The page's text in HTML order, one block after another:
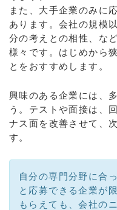
また、大手企業のみに
あります。会社の規模
分の考えとの相性、な
様々です。はじめから
とをおすすめします。
興味のある企業には、
う。テストや面接は、
ナス面を改善させて、
す。
自分の専門分野に合
と応募できる企業が
もらえても、会社の